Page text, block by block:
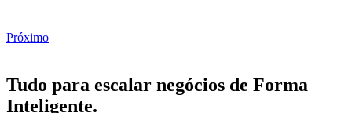
Próximo
Tudo para escalar negócios de Forma
Inteligente.